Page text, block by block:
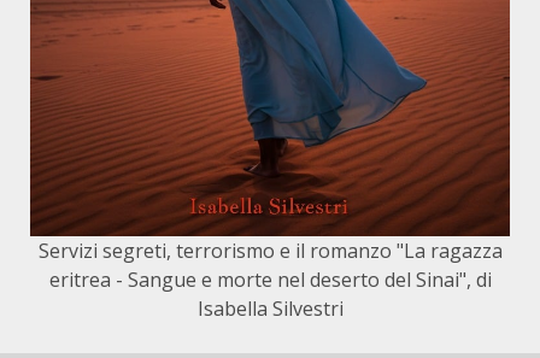
Servizi segreti, terrorismo e il romanzo "La ragazza
eritrea - Sangue e morte nel deserto del Sinai", di
Isabella Silvestri